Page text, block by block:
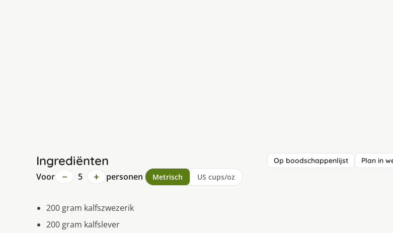
Ingrediënten Op boodschappenlijst Plan in
Voor − 5 + personen Metrisch US cups/oz
200 gram kalfszwezerik
200 gram kalfslever